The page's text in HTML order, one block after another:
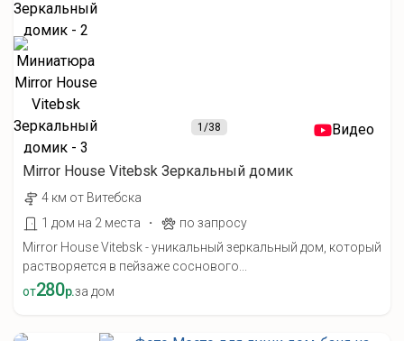
1/38 Видео
Mirror House Vitebsk Зеркальный домик
4 км от Витебска
1 дом на 2 места
·
по запросу
Mirror House Vitebsk - уникальный зеркальный дом, который
растворяется в пейзаже соснового...
от280р.за дом